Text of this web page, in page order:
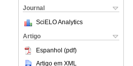
Journal
SciELO Analytics
Artigo
Espanhol (pdf)
Artigo em XML